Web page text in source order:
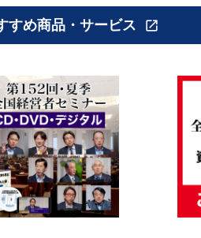
すめ商品・サービス open_in_new